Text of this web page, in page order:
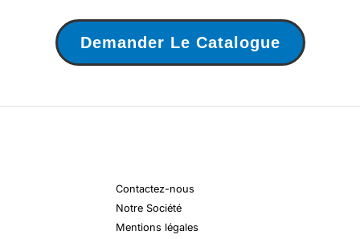
Demander Le Catalogue
Contactez-nous
Notre Société
Mentions légales